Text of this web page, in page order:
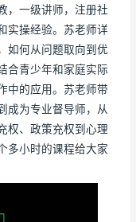
，一级讲师，注册社
实操经验。苏老师详
如何从问题取向到优
合青少年和家庭实际
中的应用。苏老师带
成为专业督导师，从
权、政策充权到心理
多小时的课程给大家